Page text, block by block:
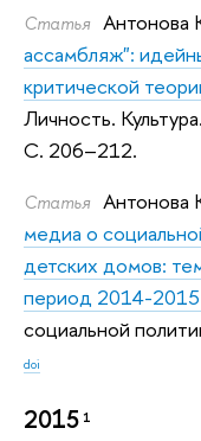
Статья Антонова
ассамбляж":
критической
Личность.
С. 206–212.
Статья Антонова
медиа о
детских домов:
период 2014-2015
социальной
doi
20151